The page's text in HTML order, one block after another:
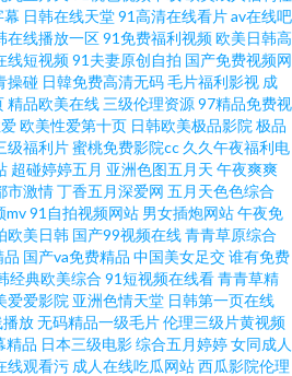
9 人人操人人操人人 久荜中文字幕在线电影
精品 性爱av天堂 青青网在线黄色片 老湿机
www日韩高清无码 91传媒国产视频 久久网
啪啪啪 亚洲片视频欧美片日批 日韩专区中文
国产 成人短篇在线视频观看 国产AV一区二
欧美福利 奇领yy6080影院 AV网址褔利导航
产精品 老司机精选91AV 人人色超碰 黑久久
幕 日韩在线天堂91高清在线看片av在线吧
在线播放一区91免费福利视频欧美日韩高
线短视频91夫妻原创自拍 国产免费视频网
操碰 日韓免费高清无码毛片福利影视 成
精品欧美在线 三级伦理资源97精品免费视
欧美性爱第十页 日韩欧美极品影院 极品
级福利片蜜桃免费影院cc 久久午夜福利电
超碰婷婷五月 亚洲色图五月天 午夜爽爽
市激情丁香五月深爱网 五月天色色综合
mv91自拍视频网站 男女插炮网站午夜免
欧美日韩 国产99视频在线青青草原综合
品 国产va免费精品 中国美女足交谁有免费
经典欧美综合 91短视频在线看青青草精
爱爱影院 亚洲色情天堂 日韩第一页在线
放无码精品一级毛片伦理三级片黄视频
精品 日本三级电影综合五月婷婷女同成人
线观看污 成人在线吃瓜网站西瓜影院伦理